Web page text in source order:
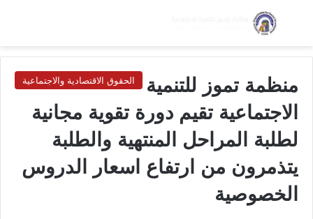
بحث عن
الحقوق الاقتصادية والاجتماعية
منظمة تموز للتنمية
الاجتماعية تقيم دورة تقوية مجانية
لطلبة المراحل المنتهية والطلبة
يتذمرون من ارتفاع اسعار الدروس
الخصوصية